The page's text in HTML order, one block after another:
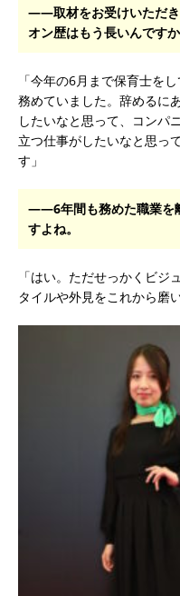
――取材をお受けいただき
オン歴はもう長いんです
「今年の6月まで保育士を
務めていました。辞めるに
したいなと思って、コンパ
立つ仕事がしたいなと思っ
す」
――6年間も務めた職業を
すよね。
「はい。ただせっかくビジ
タイルや外見をこれから磨